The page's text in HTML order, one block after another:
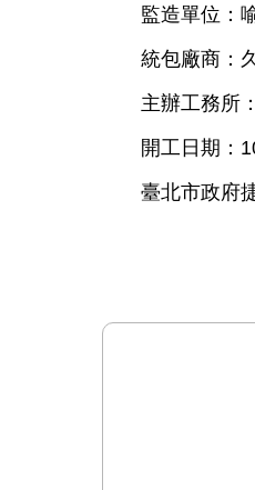
監造單位：
統包廠商：
主辦工務所
開工日期：
臺北市政府